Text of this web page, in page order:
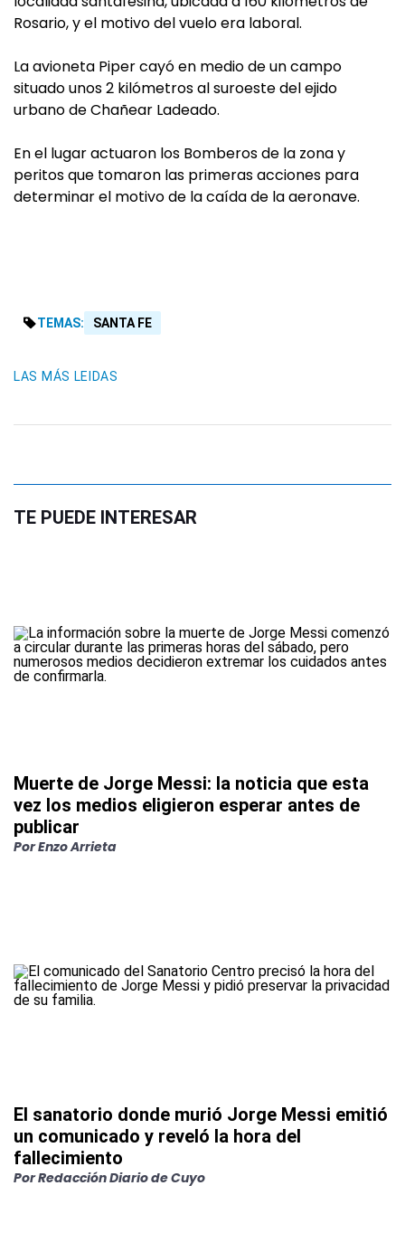
Rosario, y el motivo del vuelo era laboral.
La avioneta Piper cayó en medio de un campo
situado unos 2 kilómetros al suroeste del ejido
urbano de Chañear Ladeado.
En el lugar actuaron los Bomberos de la zona y
peritos que tomaron las primeras acciones para
determinar el motivo de la caída de la aeronave.
TEMAS: SANTA FE
LAS MÁS LEIDAS
TE PUEDE INTERESAR
Muerte de Jorge Messi: la noticia que esta
vez los medios eligieron esperar antes de
publicar
PorEnzo Arrieta
El sanatorio donde murió Jorge Messi emitió
un comunicado y reveló la hora del
fallecimiento
PorRedacción Diario de Cuyo